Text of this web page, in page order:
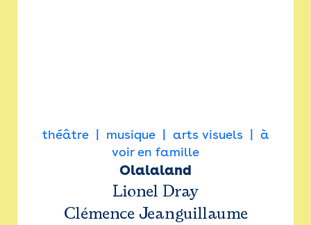
théâtre musique arts visuels
à
voir en famille
Olalaland
Lionel Dray
Clémence Jeanguillaume